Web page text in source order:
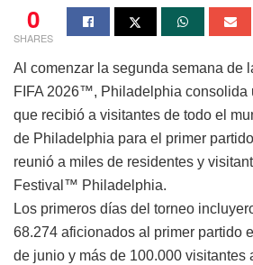
0
SHARES
Al comenzar la segunda semana de
FIFA 2026™, Philadelphia consolida
que recibió a visitantes de todo el
de Philadelphia para el primer
reunió a miles de residentes y
Festival™ Philadelphia.
Los primeros días del torneo
68.274 aficionados al primer partido
de junio y más de 100.000 visitantes